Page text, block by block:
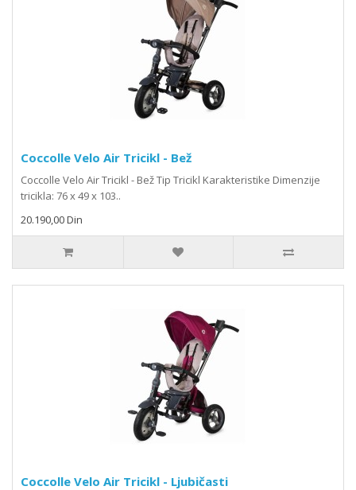
Coccolle Velo Air Tricikl - Bež
Coccolle Velo Air Tricikl - Bež Tip Tricikl Karakteristike Dimenzije
tricikla: 76 x 49 x 103..
20.190,00 Din
Coccolle Velo Air Tricikl - Ljubičasti